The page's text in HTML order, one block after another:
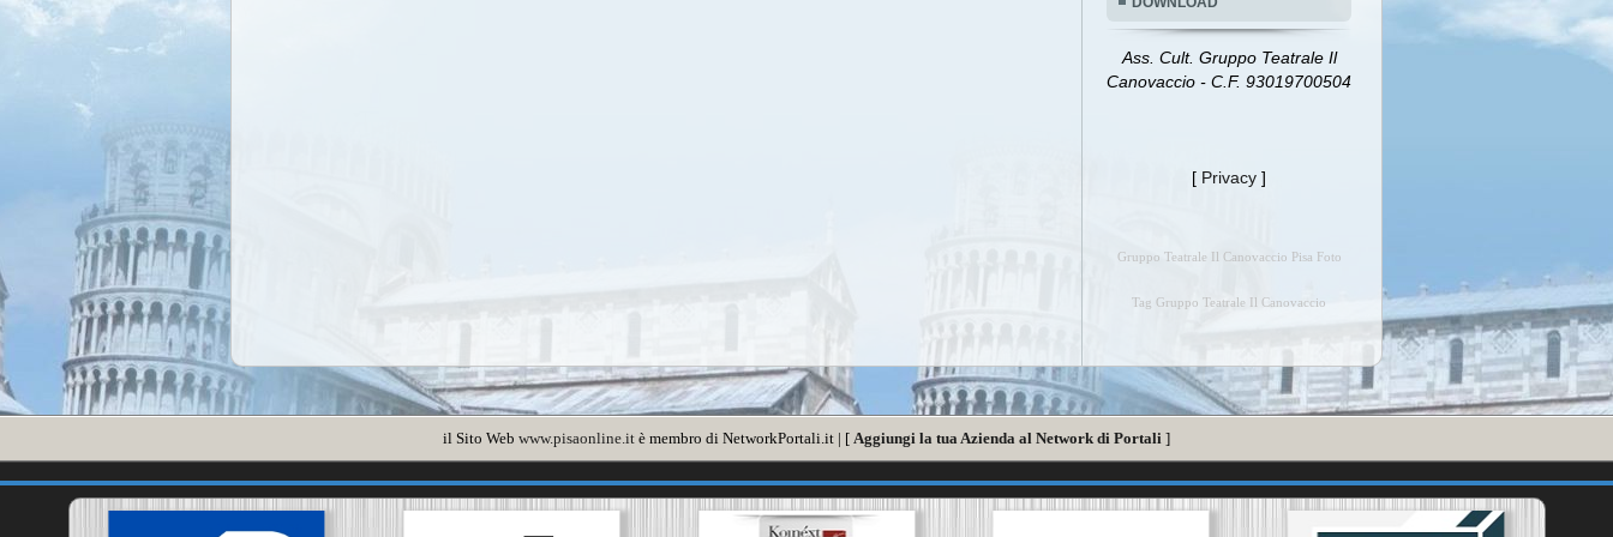
Ass. Cult. Gruppo Teatrale Il
Canovaccio - C.F. 93019700504
[ Privacy ]
Gruppo Teatrale Il Canovaccio Pisa Foto
Tag Gruppo Teatrale Il Canovaccio
il Sito Web www.pisaonline.it è membro di NetworkPortali.it | [ Aggiungi la tua Azienda al Network di Portali ]